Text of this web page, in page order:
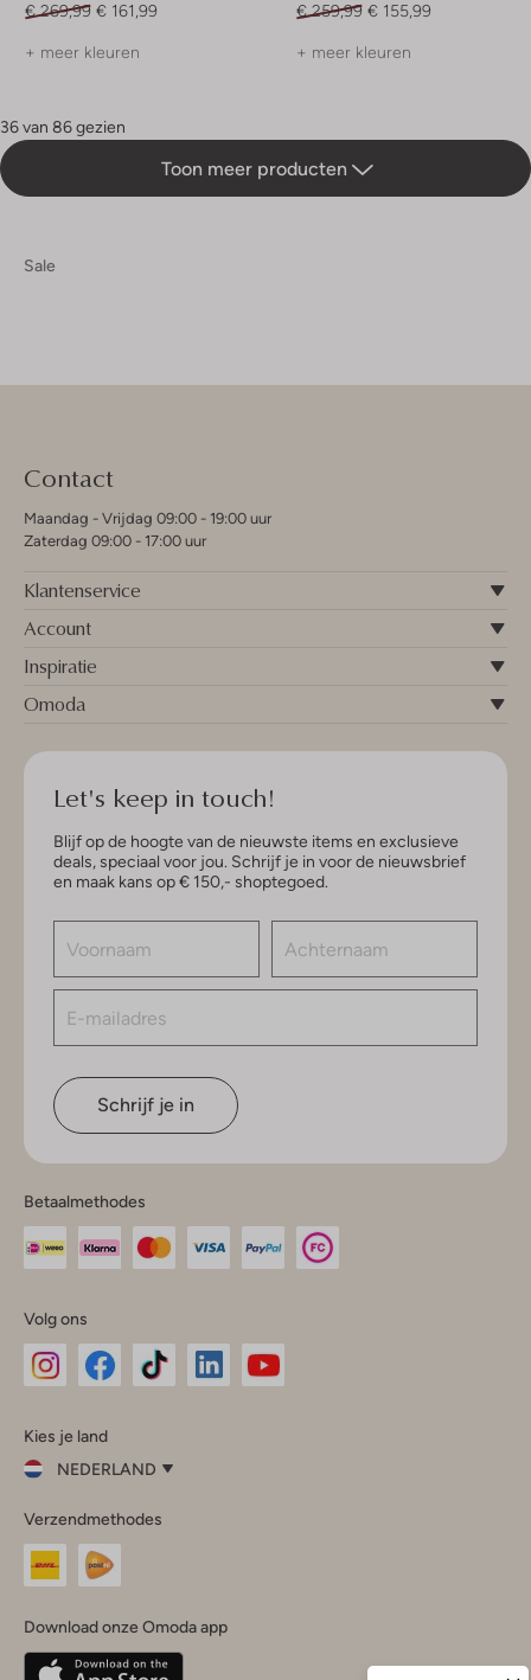
€ 269,99 € 161,99
+ meer kleuren
€ 259,99 € 155,99
+ meer kleuren
36 van 86 gezien
Toon meer producten
Sale
Contact
Maandag - Vrijdag 09:00 - 19:00 uur
Zaterdag 09:00 - 17:00 uur
Klantenservice
Account
Inspiratie
Omoda
Let's keep in touch!
Blijf op de hoogte van de nieuwste items en exclusieve
deals, speciaal voor jou. Schrijf je in voor de nieuwsbrief
en maak kans op € 150,- shoptegoed.
Schrijf je in
Betaalmethodes
Volg ons
InstagramFacebook
Kies je land
NEDERLAND
je
land
Nederland
Belgique(Français)
Verzendmethodes
Download onze Omoda app